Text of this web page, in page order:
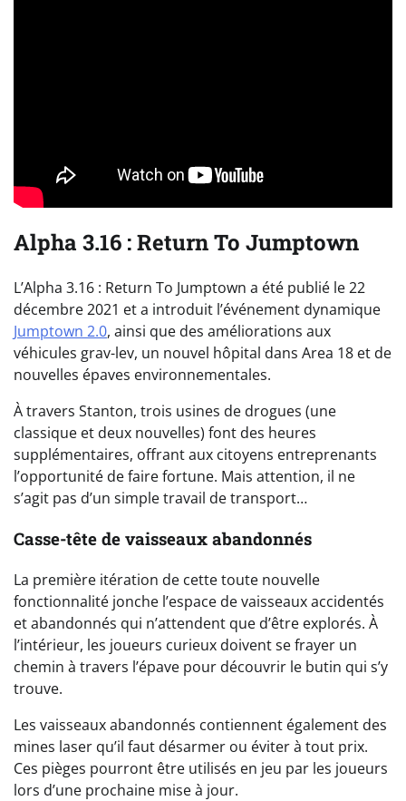
Alpha 3.16 : Return To Jumptown
L’Alpha 3.16 : Return To Jumptown a été publié le 22
décembre 2021 et a introduit l’événement dynamique
Jumptown 2.0, ainsi que des améliorations aux
véhicules grav-lev, un nouvel hôpital dans Area 18 et de
nouvelles épaves environnementales.
À travers Stanton, trois usines de drogues (une
classique et deux nouvelles) font des heures
supplémentaires, offrant aux citoyens entreprenants
l’opportunité de faire fortune. Mais attention, il ne
s’agit pas d’un simple travail de transport…
Casse-tête de vaisseaux abandonnés
La première itération de cette toute nouvelle
fonctionnalité jonche l’espace de vaisseaux accidentés
et abandonnés qui n’attendent que d’être explorés. À
l’intérieur, les joueurs curieux doivent se frayer un
chemin à travers l’épave pour découvrir le butin qui s’y
trouve.
Les vaisseaux abandonnés contiennent également des
mines laser qu’il faut désarmer ou éviter à tout prix.
Ces pièges pourront être utilisés en jeu par les joueurs
lors d’une prochaine mise à jour.